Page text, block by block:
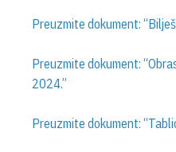
Preuzmite dokument:
Preuzmite dokument:
2024.”
Preuzmite dokument: